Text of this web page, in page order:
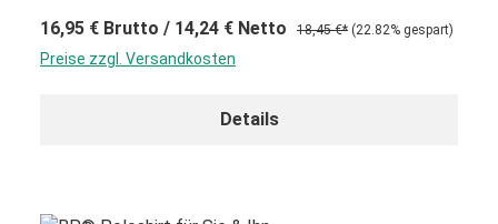
16,95 € Brutto / 14,24 € Netto 18,45 €* (22.82% gespart)
Preise zzgl. Versandkosten
Details